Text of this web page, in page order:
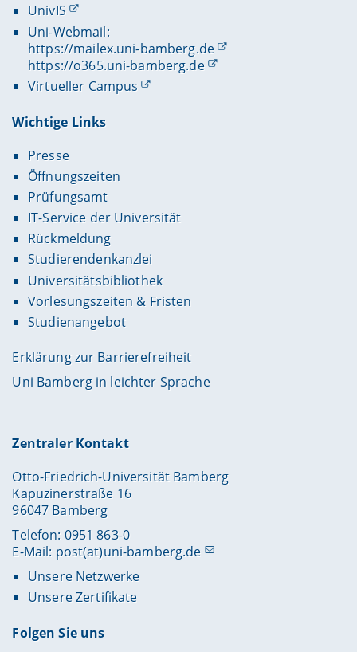
UnivIS
Uni-Webmail:
https://mailex.uni-bamberg.de
https://o365.uni-bamberg.de
Virtueller Campus
Wichtige Links
Presse
Öffnungszeiten
Prüfungsamt
IT-Service der Universität
Rückmeldung
Studierendenkanzlei
Universitätsbibliothek
Vorlesungszeiten & Fristen
Studienangebot
Erklärung zur Barrierefreiheit
Uni Bamberg in leichter Sprache
Zentraler Kontakt
Otto-Friedrich-Universität Bamberg
Kapuzinerstraße 16
96047 Bamberg
Telefon: 0951 863-0
E-Mail: post(at)uni-bamberg.de
Unsere Netzwerke
Unsere Zertifikate
Folgen Sie uns